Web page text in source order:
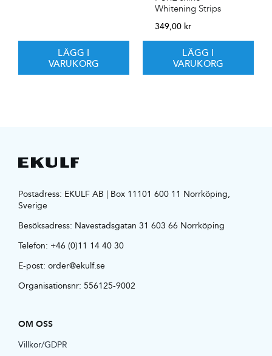
LÄGG I
VARUKORG
Whitening Strips
349,00 kr
LÄGG I
VARUKORG
Postadress: EKULF AB | Box 11101 600 11 Norrköping,
Sverige
Besöksadress: Navestadsgatan 31 603 66 Norrköping
Telefon: +46 (0)11 14 40 30
E-post: order@ekulf.se
Organisationsnr: 556125-9002
OM OSS
Villkor/GDPR